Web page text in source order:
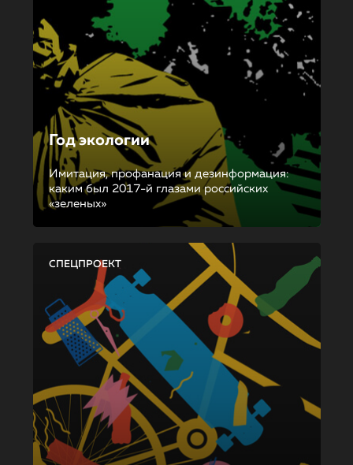
Год экологии
Имитация, профанация и дезинформация:
каким был 2017-й глазами российских
«зеленых»
СПЕЦПРОЕКТ